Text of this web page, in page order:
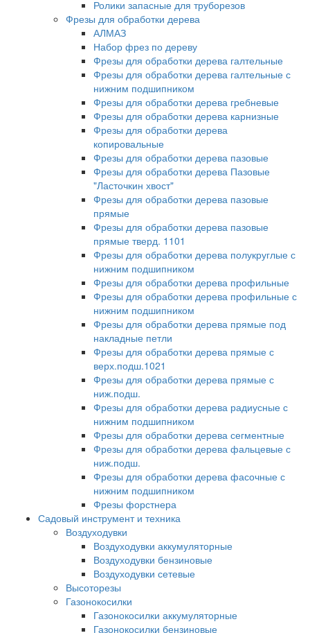
Ролики запасные для труборезов
Фрезы для обработки дерева
АЛМАЗ
Набор фрез по дереву
Фрезы для обработки дерева галтельные
Фрезы для обработки дерева галтельные с
нижним подшипником
Фрезы для обработки дерева гребневые
Фрезы для обработки дерева карнизные
Фрезы для обработки дерева
копировальные
Фрезы для обработки дерева пазовые
Фрезы для обработки дерева Пазовые
"Ласточкин хвост"
Фрезы для обработки дерева пазовые
прямые
Фрезы для обработки дерева пазовые
прямые тверд. 1101
Фрезы для обработки дерева полукруглые с
нижним подшипником
Фрезы для обработки дерева профильные
Фрезы для обработки дерева профильные с
нижним подшипником
Фрезы для обработки дерева прямые под
накладные петли
Фрезы для обработки дерева прямые с
верх.подш.1021
Фрезы для обработки дерева прямые с
ниж.подш.
Фрезы для обработки дерева радиусные с
нижним подшипником
Фрезы для обработки дерева сегментные
Фрезы для обработки дерева фальцевые с
ниж.подш.
Фрезы для обработки дерева фасочные с
нижним подшипником
Фрезы форстнера
Садовый инструмент и техника
Воздуходувки
Воздуходувки аккумуляторные
Воздуходувки бензиновые
Воздуходувки сетевые
Высоторезы
Газонокосилки
Газонокосилки аккумуляторные
Газонокосилки бензиновые